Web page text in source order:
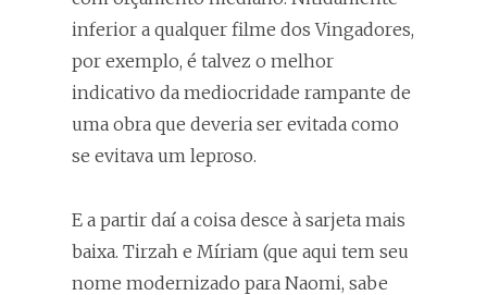
inferior a qualquer filme dos Vingadores,
por exemplo, é talvez o melhor
indicativo da mediocridade rampante de
uma obra que deveria ser evitada como
se evitava um leproso.
E a partir daí a coisa desce à sarjeta mais
baixa. Tirzah e Míriam (que aqui tem seu
nome modernizado para Naomi, sabe